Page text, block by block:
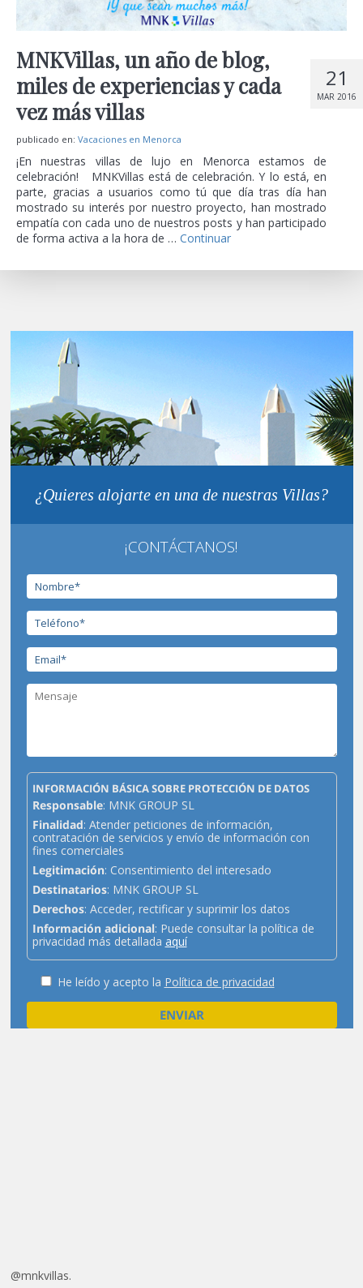
21
MAR 2016
MNKVillas, un año de blog,
miles de experiencias y cada
vez más villas
publicado en: Vacaciones en Menorca
¡En nuestras villas de lujo en Menorca estamos de
celebración! MNKVillas está de celebración. Y lo está, en
parte, gracias a usuarios como tú que día tras día han
mostrado su interés por nuestro proyecto, han mostrado
empatía con cada uno de nuestros posts y han participado
de forma activa a la hora de … Continuar
¿Quieres alojarte en una de nuestras Villas?
¡CONTÁCTANOS!
INFORMACIÓN BÁSICA SOBRE PROTECCIÓN DE DATOS
Responsable: MNK GROUP SL
Finalidad: Atender peticiones de información,
contratación de servicios y envío de información con
fines comerciales
Legitimación: Consentimiento del interesado
Destinatarios: MNK GROUP SL
Derechos: Acceder, rectificar y suprimir los datos
Información adicional: Puede consultar la política de
privacidad más detallada aquí
He leído y acepto la Política de privacidad
@mnkvillas.